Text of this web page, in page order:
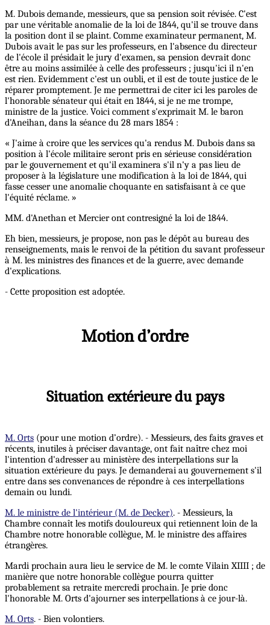
M. Dubois demande, messieurs, que sa pension soit révisée. C'est
par une véritable anomalie de la loi de 1844, qu'il se trouve dans
la position dont il se plaint. Comme examinateur permanent, M.
Dubois avait le pas sur les professeurs, en l'absence du directeur
de l'école il présidait le jury d'examen, sa pension devrait donc
être au moins assimilée à celle des professeurs ; jusqu'ici il n'en
est rien. Evidemment c'est un oubli, et il est de toute justice de le
réparer promptement. Je me permettrai de citer ici les paroles de
l'honorable sénateur qui était en 1844, si je ne me trompe,
ministre de la justice. Voici comment s'exprimait M. le baron
d'Aneihan, dans la séance du 28 mars 1854 :
« J'aime à croire que les services qu'a rendus M. Dubois dans sa
position à l'école militaire seront pris en sérieuse considération
par le gouvernement et qu'il examinera s'il n'y a pas lieu de
proposer à la législature une modification à la loi de 1844, qui
fasse cesser une anomalie choquante en satisfaisant à ce que
l'équité réclame. »
MM. d'Anethan et Mercier ont contresigné la loi de 1844.
Eh bien, messieurs, je propose, non pas le dépôt au bureau des
renseignements, mais le renvoi de la pétition du savant professeur
à M. les ministres des finances et de la guerre, avec demande
d'explications.
- Cette proposition est adoptée.
Motion d’ordre
Situation extérieure du pays
M. Orts (pour une motion d’ordre). - Messieurs, des faits graves et
récents, inutiles à préciser davantage, ont fait naître chez moi
l'intention d'adresser au ministère des interpellations sur la
situation extérieure du pays. Je demanderai au gouvernement s'il
entre dans ses convenances de répondre à ces interpellations
demain ou lundi.
M. le ministre de l'intérieur (M. de Decker). - Messieurs, la
Chambre connaît les motifs douloureux qui retiennent loin de la
Chambre notre honorable collègue, M. le ministre des affaires
étrangères.
Mardi prochain aura lieu le service de M. le comte Vilain XIIII ; de
manière que notre honorable collègue pourra quitter
probablement sa retraite mercredi prochain. Je prie donc
l'honorable M. Orts d'ajourner ses interpellations à ce jour-là.
M. Orts. - Bien volontiers.